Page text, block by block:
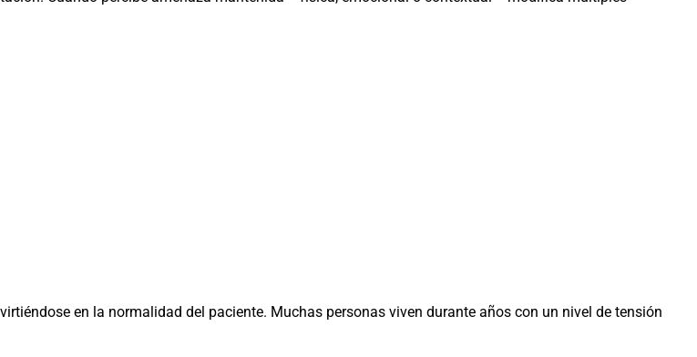
en la normalidad del paciente. Muchas personas viven durante años con un nivel de tensión